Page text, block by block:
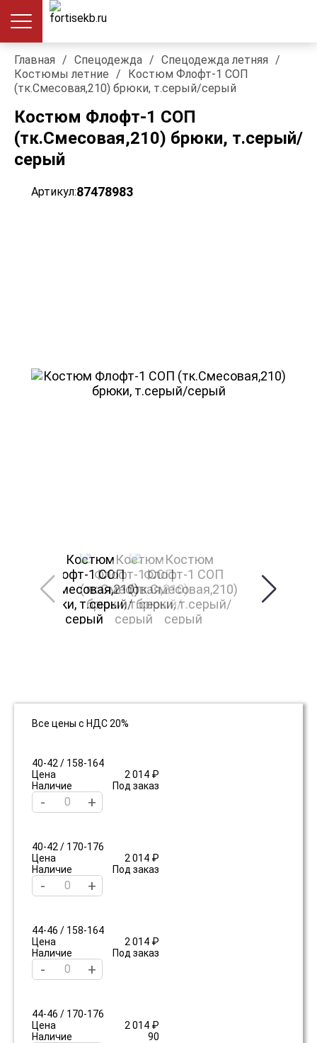
Главная / Спецодежда / Спецодежда летняя /
Костюмы летние /
Костюм Флофт-1 СОП
(тк.Смесовая,210) брюки, т.серый/серый
Костюм Флофт-1 СОП
(тк.Смесовая,210) брюки, т.серый/
серый
Артикул:87478983
Все цены с НДС 20%
40-42 / 158-164
Цена
2 014 ₽
Наличие
Под заказ
- +
40-42 / 170-176
Цена
2 014 ₽
Наличие
Под заказ
- +
44-46 / 158-164
Цена
2 014 ₽
Наличие
Под заказ
- +
44-46 / 170-176
Цена
2 014 ₽
Наличие
90